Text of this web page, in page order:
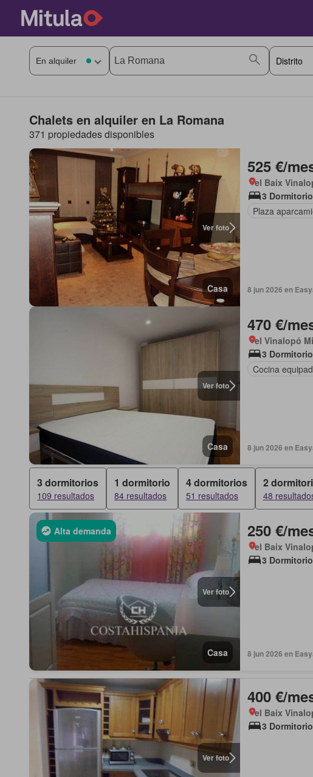
Chalets en alquiler en La Romana
371 propiedades disponibles
Ver foto
Casa
525 €/
el Baix
3
Plaza
8 jun 2026 en
Ver foto
Casa
470 €/
el Vinalopó
3
Cocina
8 jun 2026 en
3 dormitorios
109 resultados
1 dormitorio
84 resultados
4 dormitorios
51 resultados
2
48
Ver foto
Alta demanda
Casa
250 €/
el Baix
3
8 jun 2026 en
Ver foto
400 €/
el Baix
3